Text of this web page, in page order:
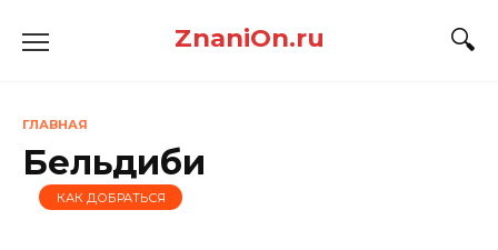
ZnaniOn.ru
ГЛАВНАЯ
Бельдиби
КАК ДОБРАТЬСЯ